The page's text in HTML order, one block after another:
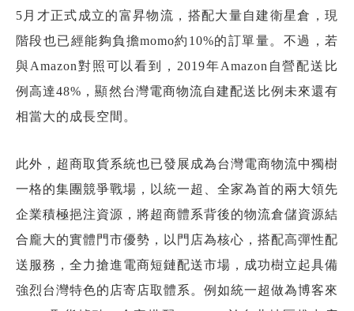
5月才正式成立的富昇物流，搭配大量自建衛星倉，現
階段也已經能夠負擔momo約10%的訂單量。不過，若
與Amazon對照可以看到，2019年Amazon自營配送比
例高達48%，顯然台灣電商物流自建配送比例未來還有
相當大的成長空間。
此外，超商取貨系統也已發展成為台灣電商物流中獨樹
一格的集團競爭戰場，以統一超、全家為首的兩大領先
企業積極挹注資源，將超商體系背後的物流倉儲資源結
合龐大的實體門市優勢，以門店為核心，搭配高彈性配
送服務，全力搶進電商短鏈配送市場，成功樹立起具備
強烈台灣特色的店寄店取體系。例如統一超做為博客來